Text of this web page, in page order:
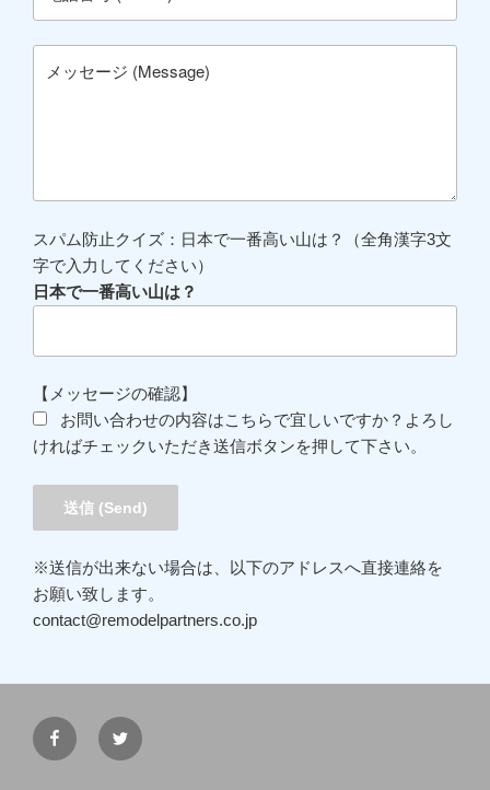
スパム防止クイズ：日本で一番高い山は？（全角漢字3文
字で入力してください）
日本で一番高い山は？
【メッセージの確認】
お問い合わせの内容はこちらで宜しいですか？よろし
ければチェックいただき送信ボタンを押して下さい。
※送信が出来ない場合は、以下のアドレスへ直接連絡を
お願い致します。
contact@remodelpartners.co.jp
FacebookTwitter